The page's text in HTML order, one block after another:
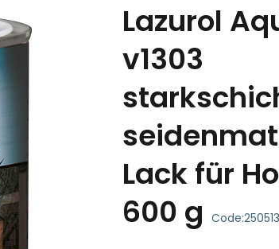
Lazurol
v1303
Lack für
600 g Code: